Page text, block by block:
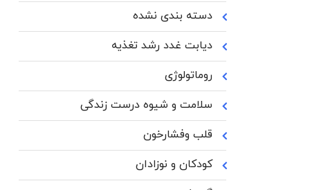
دسته بندی نشده
دیابت غدد رشد تغذیه
روماتولوژی
سلامت و شیوه درست زندگی
قلب وفشارخون
کودکان و نوزادان